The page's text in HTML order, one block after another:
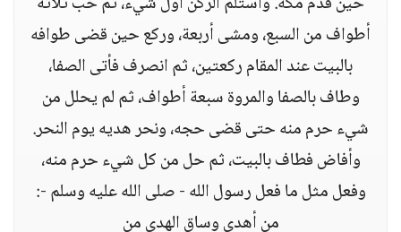
أطواف من السبع، ومشى أربعة، وركع حين قضى طوافه
بالبيت عند المقام ركعتين، ثم انصرف فأتى الصفا،
وطاف بالصفا والمروة سبعة أطواف، ثم لم يحلل من
شيء حرم منه حتى قضى حجه، ونحر هديه يوم النحر.
وأفاض فطاف بالبيت، ثم حل من كل شيء حرم منه،
وفعل مثل ما فعل رسول الله - صلى الله عليه وسلم -:
من أهدى وساق الهدي من